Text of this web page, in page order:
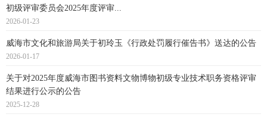
初级评审委员会2025年度评审...
2026-01-23
威海市文化和旅游局关于初玲玉《行政处罚履行催告书》送达的公告
2026-01-17
关于对2025年度威海市图书资料文物博物初级专业技术职务资格评审
结果进行公示的公告
2025-12-28